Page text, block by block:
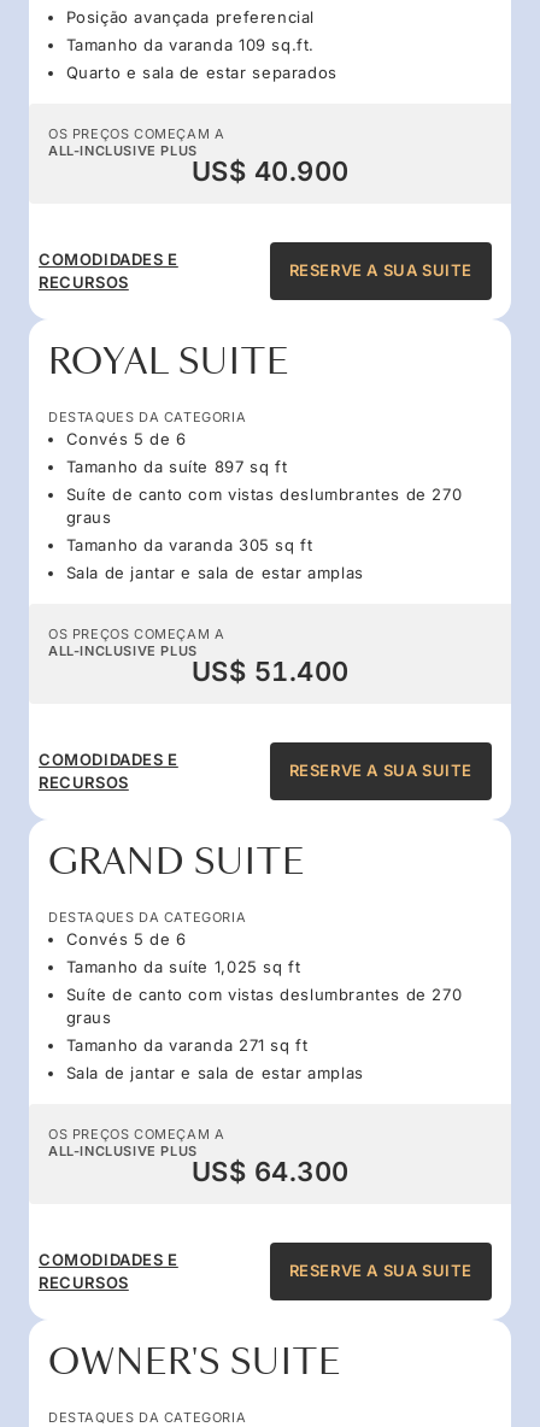
Posição avançada preferencial
Tamanho da varanda 109 sq.ft.
Quarto e sala de estar separados
OS PREÇOS COMEÇAM A
ALL-INCLUSIVE PLUS
US$ 40.900
COMODIDADES E
RECURSOS
RESERVE A SUA SUITE
ROYAL SUITE
DESTAQUES DA CATEGORIA
Convés 5 de 6
Tamanho da suíte 897 sq ft
Suíte de canto com vistas deslumbrantes de 270
graus
Tamanho da varanda 305 sq ft
Sala de jantar e sala de estar amplas
OS PREÇOS COMEÇAM A
ALL-INCLUSIVE PLUS
US$ 51.400
COMODIDADES E
RECURSOS
RESERVE A SUA SUITE
GRAND SUITE
DESTAQUES DA CATEGORIA
Convés 5 de 6
Tamanho da suíte 1,025 sq ft
Suíte de canto com vistas deslumbrantes de 270
graus
Tamanho da varanda 271 sq ft
Sala de jantar e sala de estar amplas
OS PREÇOS COMEÇAM A
ALL-INCLUSIVE PLUS
US$ 64.300
COMODIDADES E
RECURSOS
RESERVE A SUA SUITE
OWNER'S SUITE
DESTAQUES DA CATEGORIA